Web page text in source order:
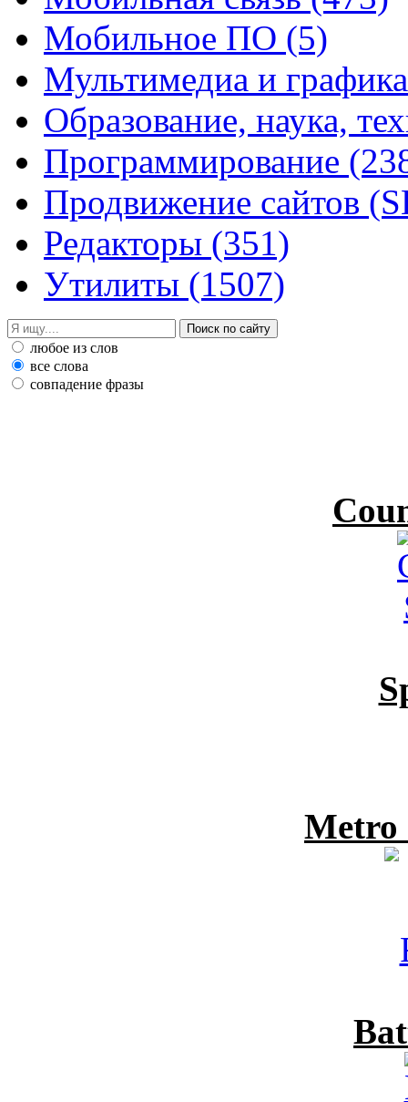
Мобильное ПО (5)
Мультимедиа и
Образование, наука,
Программирование
Продвижение сайтов
Редакторы (351)
Утилиты (1507)
любое из слов
все слова
совпадение фразы
Metro